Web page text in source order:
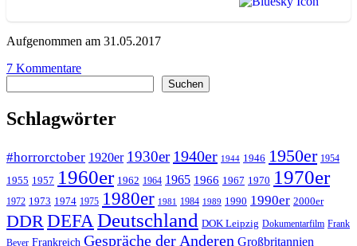
Aufgenommen am 31.05.2017
7 Kommentarezu
Hitlers
Hollywood
Suchen
Schlagwörter
#horrorctober 1920er 1930er 1940er 1944 1946 1950er 1954
1955 1957 1960er 1962 1964 1965 1966 1967 1970 1970er
1972 1973 1974 1975 1980er 1981 1984 1989 1990 1990er 2000er
DDR DEFA Deutschland DOK Leipzig Dokumentarfilm Frank
Beyer Frankreich Gespräche der Anderen Großbritannien